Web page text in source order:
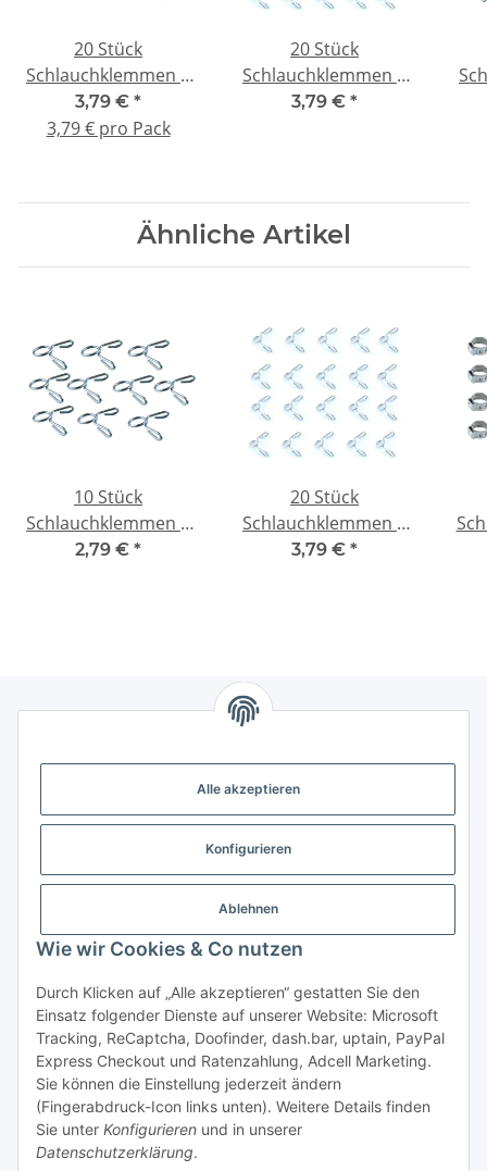
Alle akzeptieren
Konfigurieren
Ablehnen
Wie wir Cookies & Co nutzen
Durch Klicken auf „Alle akzeptieren“ gestatten Sie den
Einsatz folgender Dienste auf unserer Website: Microsoft
Tracking, ReCaptcha, Doofinder, dash.bar, uptain, PayPal
Express Checkout und Ratenzahlung, Adcell Marketing.
Sie können die Einstellung jederzeit ändern
(Fingerabdruck-Icon links unten). Weitere Details finden
Sie unter Konfigurieren und in unserer
Datenschutzerklärung.
20 Stück
Schlauchklemmen 6
mm für
Kraftstoffschlauch
3,79 € *
3,79 € pro Pack
20 Stück
Schlauchklemmen 5
mm für
3,79 € *
Ähnliche Artikel
10 Stück
Schlauchklemmen 6
mm für
2,79 € *
20 Stück
Schlauchklemmen 5
mm für
3,79 € *
Gesetzliche Informationen
Weitere Informationen
Support - Hilfe
Modellbau Großhandel
Vertrag widerrufen
* Alle Preise inkl. gesetzlicher MwSt., zzgl.
* gilt für Lieferungen innerhalb Deutschlands, Lieferzeiten
für andere Länder entnehmen Sie bitte der Schaltfläche mit
denVersandinformationen.